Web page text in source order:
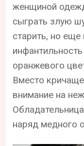
женщиной
сыграть злую
старить, но
оранжевого
Вместо
внимание на
наряд медного